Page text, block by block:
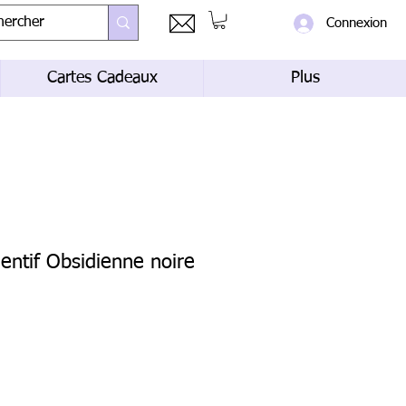
Connexion
Cartes Cadeaux Plus
Obsidienne noire